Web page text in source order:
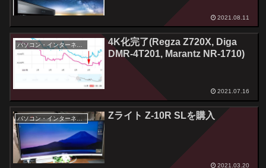
2021.08.11
4K化完了(Regza Z720X, Diga
DMR-4T201, Marantz NR-1710)
2021.07.16
パソコン・インターネット Zライト Z-10R SLを購入
2021.03.20